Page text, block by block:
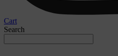
Cart
Search